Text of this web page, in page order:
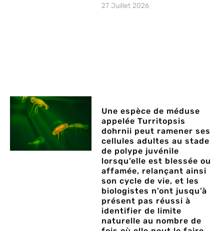
27 Juillet 2026
Une espèce de méduse
appelée Turritopsis
dohrnii peut ramener ses
cellules adultes au stade
de polype juvénile
lorsqu’elle est blessée ou
affamée, relançant ainsi
son cycle de vie, et les
biologistes n’ont jusqu’à
présent pas réussi à
identifier de limite
naturelle au nombre de